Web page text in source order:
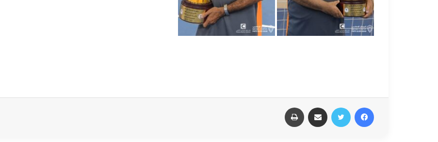
فيسبوك تويتر مشاركة عبر البريد